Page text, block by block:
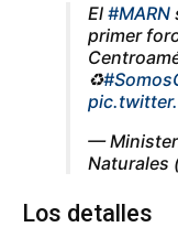
El #MARN
primer
♻️
—
Naturales
Los detalles